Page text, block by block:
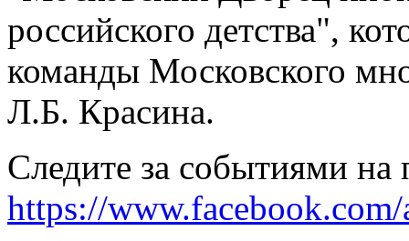
российского детства",
команды Московского
Л.Б. Красина.
Следите за событиями на
https://